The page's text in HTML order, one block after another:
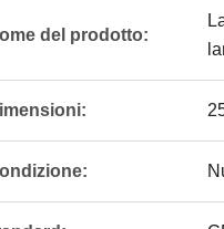
del prodotto: